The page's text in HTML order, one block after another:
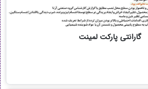
گارانتی پارکت لمینت